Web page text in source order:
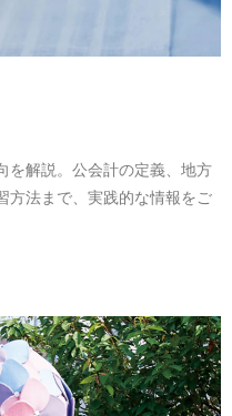
を解説。公会計の定義、地方
方法まで、実践的な情報をご